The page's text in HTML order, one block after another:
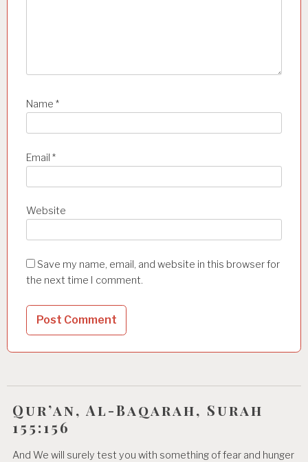
Name *
Email *
Website
Save my name, email, and website in this browser for
the next time I comment.
Qur’an, Al-Baqarah, Surah
155:156
And We will surely test you with something of fear and hunger